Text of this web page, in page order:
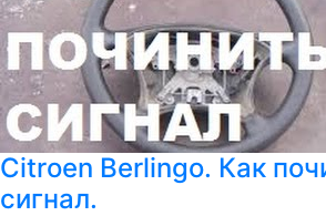
Citroen Berlingo. Как
сигнал.